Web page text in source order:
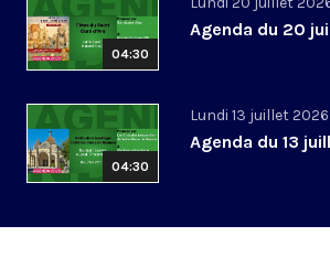
04:30
Agenda du 20
04:30
Lundi 13 juillet 2026
Agenda du 13